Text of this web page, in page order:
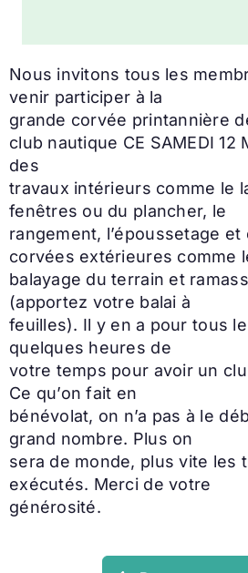
Nous invitons tous les
venir participer à la
grande corvée printannière
club nautique CE SAMEDI 12
des
travaux intérieurs comme le
fenêtres ou du plancher, le
rangement, l’époussetage et
corvées extérieures comme
balayage du terrain et
(apportez votre balai à
feuilles). Il y en a pour tous
quelques heures de
votre temps pour avoir un
Ce qu’on fait en
bénévolat, on n’a pas à le
grand nombre. Plus on
sera de monde, plus vite les
exécutés. Merci de votre
générosité.